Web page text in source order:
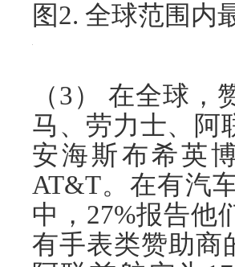
图2. 全球范围内
（3） 在全球
马、劳力士、阿
安海斯布希英
AT&T。在有汽
中，27%报告他
有手表类赞助商